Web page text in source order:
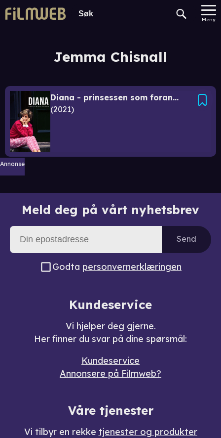
Meny
Jemma Chisnall
Diana - prinsessen som forandret verden
2021
Annonse
Meld deg på vårt nyhetsbrev
Send
Godta personvernerklæringen
Kundeservice
Vi hjelper deg gjerne.
Her finner du svar på dine spørsmål:
Kundeservice
Annonsere på Filmweb?
Våre tjenester
Vi tilbyr en rekke tjenester og produkter